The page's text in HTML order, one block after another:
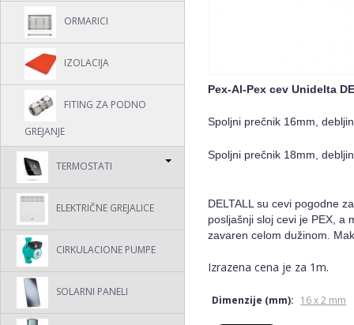
ORMARICI
IZOLACIJA
FITING ZA PODNO
GREJANJE
TERMOSTATI
ELEKTRIČNE GREJALICE
CIRKULACIONE PUMPE
SOLARNI PANELI
Pex-Al-Pex cev Unidelta
Spoljni prečnik 16mm,
Spoljni prečnik 18mm,
DELTALL su cevi pogodne
posljašnji sloj cevi je PEX, a
zavaren celom dužinom.
Izrazena cena je za 1m.
Dimenzije (mm): 16 x 2 mm